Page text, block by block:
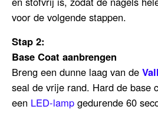
voor de volgende stappen.
Stap 2:
Base Coat aanbrengen
Breng een dunne laag van de
seal de vrije rand. Hard de base
een LED-lamp gedurende 60